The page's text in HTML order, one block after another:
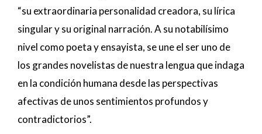
“su extraordinaria personalidad creadora, su lírica
singular y su original narración. A su notabilísimo
nivel como poeta y ensayista, se une el ser uno de
los grandes novelistas de nuestra lengua que indaga
en la condición humana desde las perspectivas
afectivas de unos sentimientos profundos y
contradictorios”.